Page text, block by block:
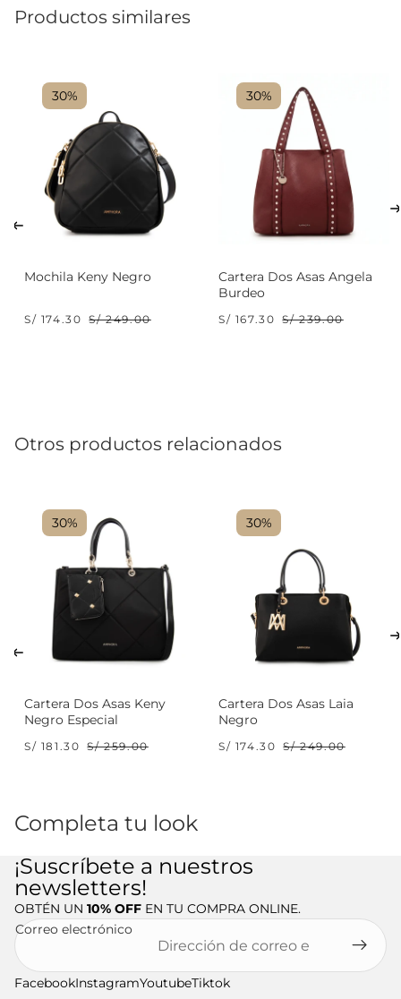
Productos similares
30%
Mochila Keny Negro
S/ 174.30 S/ 249.00
30%
Cartera Dos Asas Angela
Burdeo
S/ 167.30 S/ 239.00
Otros productos relacionados
30%
Cartera Dos Asas Keny
Negro Especial
S/ 181.30 S/ 259.00
30%
Cartera Dos Asas Laia
Negro
S/ 174.30 S/ 249.00
Completa tu look
¡Suscríbete a nuestros
newsletters!
OBTÉN UN 10% OFF EN TU COMPRA ONLINE.
Correo electrónico
FacebookInstagramYoutubeTiktok